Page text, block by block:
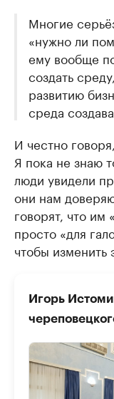
Многие
«нужно ли
ему вообще
создать
развитию
среда
И честно
Я пока не знаю
люди увидели
они нам
говорят, что им
просто «для
чтобы изменить
Игорь